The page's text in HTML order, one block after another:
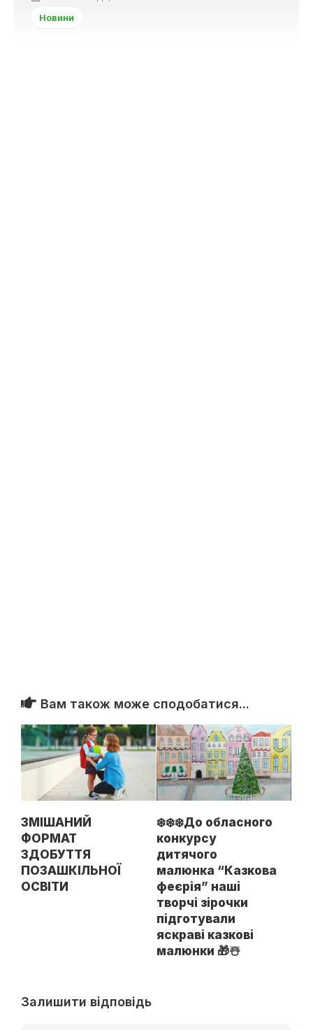
Новини
Вам також може сподобатися...
ЗМІШАНИЙ
ФОРМАТ
ЗДОБУТТЯ
ПОЗАШКІЛЬНОЇ
ОСВІТИ
❄️❄️❄️До обласного
конкурсу
дитячого
малюнка “Казкова
феєрія” наші
творчі зірочки
підготували
яскраві казкові
малюнки 🎁☃️
Залишити відповідь